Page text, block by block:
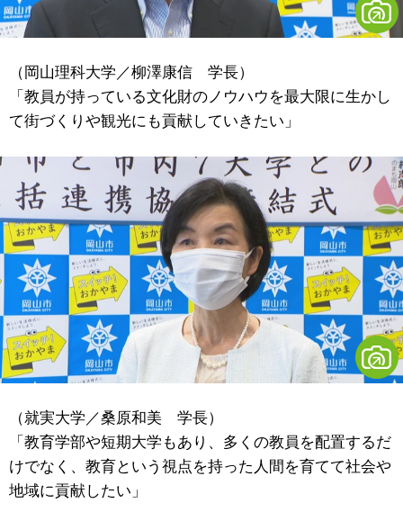
（岡山理科大学／柳澤康信 学長）
「教員が持っている文化財のノウハウを最大限に生かし
て街づくりや観光にも貢献していきたい」
（就実大学／桑原和美 学長）
「教育学部や短期大学もあり、多くの教員を配置するだ
けでなく、教育という視点を持った人間を育てて社会や
地域に貢献したい」